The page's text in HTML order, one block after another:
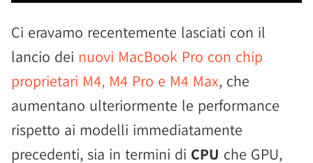
Ci eravamo recentemente lasciati con il
lancio dei nuovi MacBook Pro con chip
proprietari M4, M4 Pro e M4 Max, che
aumentano ulteriormente le performance
rispetto ai modelli immediatamente
precedenti, sia in termini di CPU che GPU,